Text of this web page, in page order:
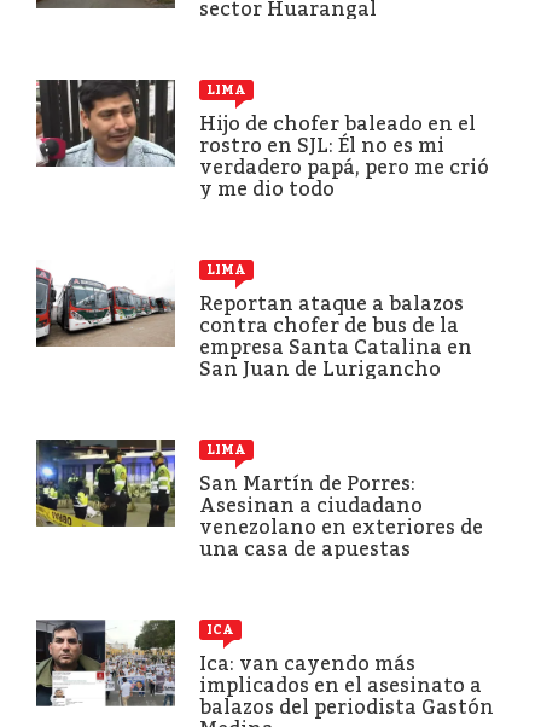
sector Huarangal
LIMA
Hijo de chofer baleado en el
rostro en SJL: Él no es mi
verdadero papá, pero me crió
y me dio todo
LIMA
Reportan ataque a balazos
contra chofer de bus de la
empresa Santa Catalina en
San Juan de Lurigancho
LIMA
San Martín de Porres:
Asesinan a ciudadano
venezolano en exteriores de
una casa de apuestas
ICA
Ica: van cayendo más
implicados en el asesinato a
balazos del periodista Gastón